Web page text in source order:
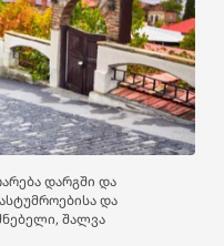
დარგში და
და
შალვა